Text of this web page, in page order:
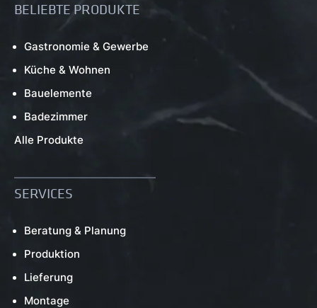
BELIEBTE PRODUKTE
Gastronomie & Gewerbe
Küche & Wohnen
Bauelemente
Badezimmer
Alle Produkte
SERVICES
Beratung & Planung
Produktion
Lieferung
Montage